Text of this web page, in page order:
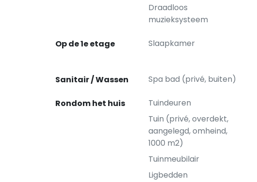
Draadloos
muzieksysteem
Op de 1e etage Slaapkamer
Sanitair / Wassen Spa bad (privé, buiten)
Rondom het huis
Tuindeuren
Tuin (privé, overdekt,
aangelegd, omheind,
1000 m2)
Tuinmeubilair
Ligbedden